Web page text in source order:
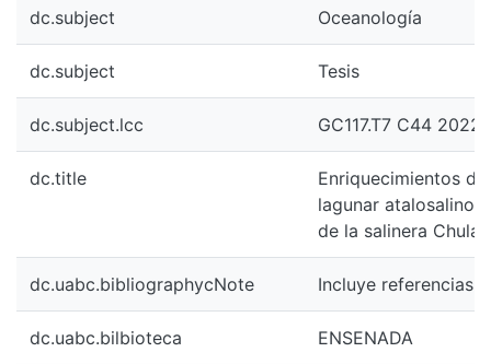
dc.subject Oceanología
dc.subject Tesis
dc.subject.lcc GC117.T7 C44 2022
dc.title
Enriquecimientos
lagunar atalosalino
de la salinera Chula
dc.uabc.bibliographycNote Incluye referencias
dc.uabc.bilbioteca ENSENADA